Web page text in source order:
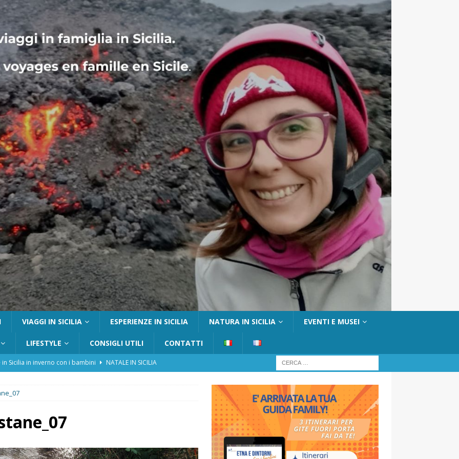
VIAGGI IN SICILIA ESPERIENZE IN SICILIA NATURA IN SICILIA EVENTI E MUSEI
LIFESTYLE CONSIGLI UTILI CONTATTI
in Sicilia in inverno con i bambini
NATALE IN SICILIA
con bambini: guida completa su come arrivare,
Pantelleria: dammusi vista mare e resort immersi nella natura